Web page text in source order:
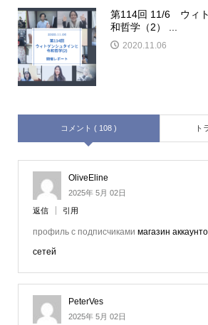
第114回 11/6 ウィ
和哲学（2） ...
2020.11.06
コメント ( 108 ) ト
OliveEline
2025年 5月 02日
返信 引用
профиль с подписчиками магазин
сетей
PeterVes
2025年 5月 02日